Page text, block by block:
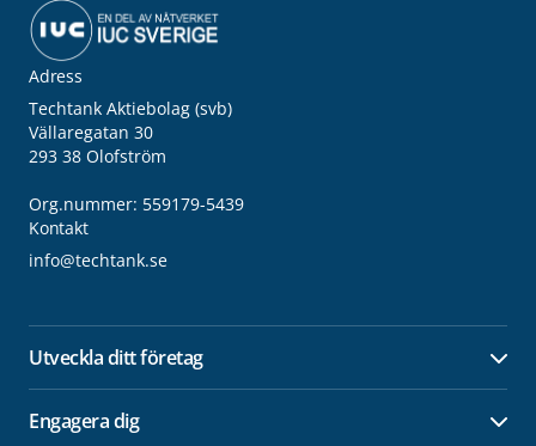
Adress
Techtank Aktiebolag (svb)
Vällaregatan 30
293 38 Olofström
Org.nummer: 559179-5439
Kontakt
info@techtank.se
Utveckla ditt företag
Engagera dig